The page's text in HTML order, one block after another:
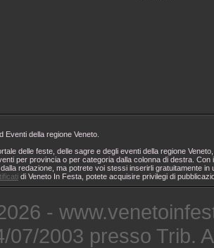
Eventi della regione Veneto.
delle feste, delle sagre e degli eventi della regione
per provincia o per categoria dalla colonna di destra.
redazione, ma potrete voi stessi inserirli gratuitamente
di Veneto In Festa, potete acquisire privilegi di
-
07/2003 presso Trib.